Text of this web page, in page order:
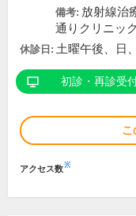
備考: 放射線治
通りクリニッ
休診日: 土曜午後、日
初診・再診受
こ
アクセス数※